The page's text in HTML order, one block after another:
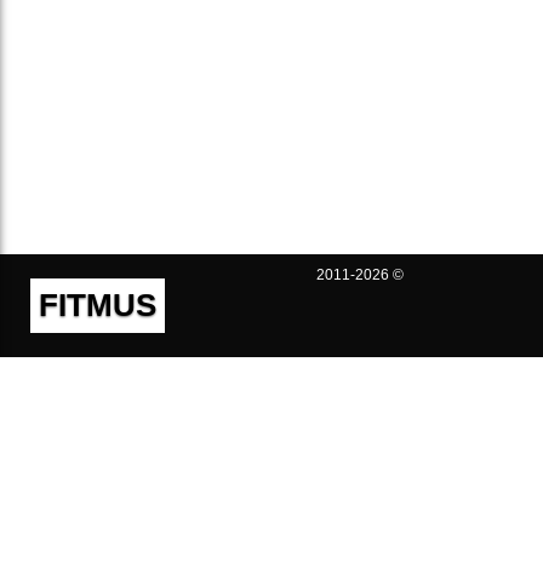
FITMUS
2011-2026 ©